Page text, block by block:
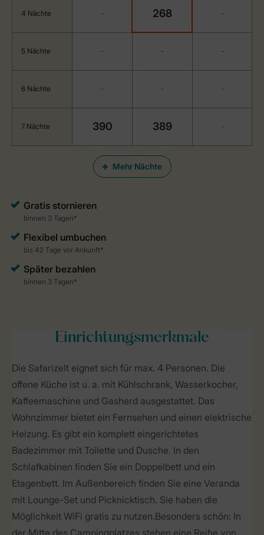
Mehr Nächte
4 Nächte - 268 -
5 Nächte - - -
6 Nächte - - -
7 Nächte 390 389 -
Einrichtungsmerkmale
Die Safarizelt eignet sich für max. 4 Personen. Die
offene Küche ist u. a. mit Kühlschrank, Wasserkocher,
Kaffeemaschine und Gasherd ausgestattet. Das
Wohnzimmer bietet ein Fernsehen und einen elektrische
Heizung. Es gibt ein komplett eingerichtetes
Badezimmer mit Toilette und Dusche. In den
Schlafkabinen finden Sie ein Doppelbett und ein
Etagenbett. Im Außenbereich finden Sie eine Veranda
mit Lounge-Set und Picknicktisch. Sie haben die
Möglichkeit WiFi gratis zu nutzen. Besonders schön: In
der Mitte des Campingplatzes stehen eine Reihe von